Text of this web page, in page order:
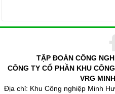
TẬP ĐOÀN CÔNG
CÔNG TY CỔ PHẦN KHU
VRG
Địa chỉ: Khu Công nghiệp Minh